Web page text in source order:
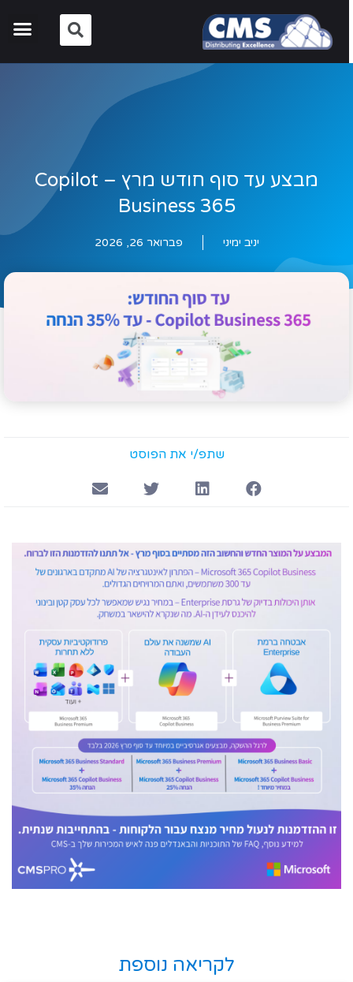
מבצע עד סוף חודש מרץ – Copilot
Business 365
יניב ימיני פברואר 26, 2026
שתפ/י את הפוסט
לקריאה נוספת